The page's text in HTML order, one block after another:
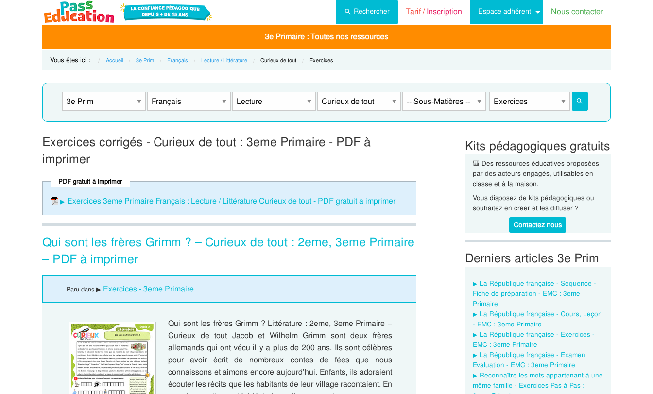
Rechercher Tarif /Inscription Espace adhérent Nous contacter
3e Primaire : Toutes nos ressources
Vous êtes ici : Accueil 3e Prim Français Lecture / Littérature Current:
Curieux de tout Current:
Exercices
Exercices corrigés - Curieux de tout : 3eme Primaire - PDF à
imprimer
PDF gratuit à imprimer
Exercices 3eme Primaire Français : Lecture / Littérature Curieux de tout - PDF gratuit à imprimer
Qui sont les frères Grimm ? – Curieux de tout : 2eme, 3eme Primaire
– PDF à imprimer
Paru dans ▶ Exercices - 3eme Primaire
Qui sont les frères Grimm ? Littérature : 2eme, 3eme Primaire –
Curieux de tout Jacob et Wilhelm Grimm sont deux frères
allemands qui ont vécu il y a plus de 200 ans. Ils sont célèbres
pour avoir écrit de nombreux contes de fées que nous
connaissons et aimons encore aujourd’hui. Enfants, ils adoraient
écouter les récits que les habitants de leur village racontaient. En
Kits pédagogiques gratuits
🎒 Des ressources éducatives proposées
par des acteurs engagés, utilisables en
classe et à la maison.
Vous disposez de kits pédagogiques ou
souhaitez en créer et les diffuser ?
Contactez nous
Derniers articles 3e Prim
La République française - Séquence -
Fiche de préparation - EMC : 3eme
Primaire
La République française - Cours, Leçon
- EMC : 3eme Primaire
La République française - Exercices -
EMC : 3eme Primaire
La République française - Examen
Evaluation - EMC : 3eme Primaire
Reconnaître les mots appartenant à une
même famille - Exercices Pas à Pas :